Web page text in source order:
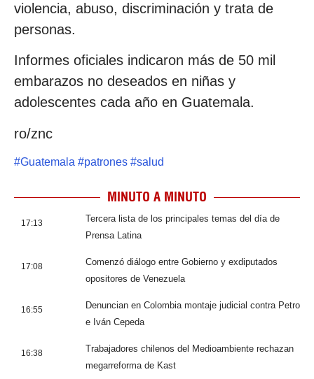
violencia, abuso, discriminación y trata de
personas.
Informes oficiales indicaron más de 50 mil
embarazos no deseados en niñas y
adolescentes cada año en Guatemala.
ro/znc
#Guatemala #patrones #salud
MINUTO A MINUTO
17:13
Tercera lista de los principales temas del día de
Prensa Latina
17:08
Comenzó diálogo entre Gobierno y exdiputados
opositores de Venezuela
16:55
Denuncian en Colombia montaje judicial contra Petro
e Iván Cepeda
16:38
Trabajadores chilenos del Medioambiente rechazan
megarreforma de Kast